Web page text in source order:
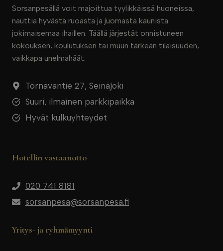
Sorsanpesällä voit majoittua tyylikkäissä huoneissa,
nauttia hyvästä ruoasta ja juomasta kaunista
jokimaisemaa ihaillen. Täällä järjestät onnistuneen
kokouksen, koulutuksen tai muun tärkeän tilaisuuden,
vaikkapa unelmahäät.
Törnäväntie 27, Seinäjoki
Suuri, ilmainen parkkipaikka
Hyvät kulkuyhteydet
Hotellin vastaanotto
020 741 8181
sorsanpesa@sorsanpesa.fi
Yritys- ja ryhmämyynti